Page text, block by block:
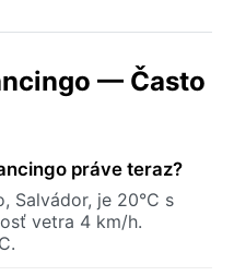
— Často
práve teraz?
Salvádor, je 20°C s
vetra 4 km/h.